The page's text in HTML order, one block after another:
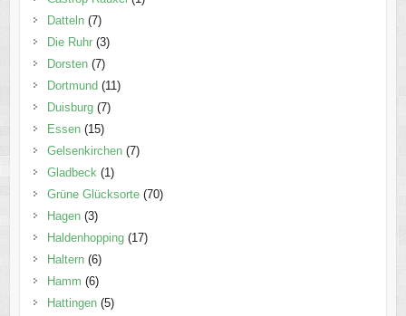
Datteln(7)
Die Ruhr(3)
Dorsten(7)
Dortmund (11)
Duisburg(7)
Essen(15)
Gelsenkirchen(7)
Gladbeck (1)
Grüne Glücksorte(70)
Hagen(3)
Haldenhopping(17)
Haltern(6)
Hamm (6)
Hattingen(5)